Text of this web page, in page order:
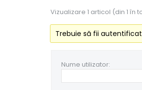
Vizualizare 1 articol (din 1 în
Trebuie să fii
Nume utilizator: